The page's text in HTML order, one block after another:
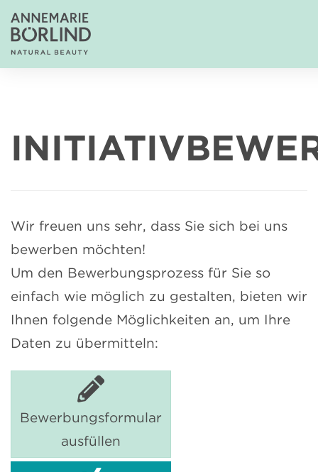
Wir freuen uns sehr, dass Sie sich bei uns
bewerben möchten!
Um den Bewerbungsprozess für Sie so
einfach wie möglich zu gestalten, bieten wir
Ihnen folgende Möglichkeiten an, um Ihre
Daten zu übermitteln:
Bewerbungsformular
ausfüllen